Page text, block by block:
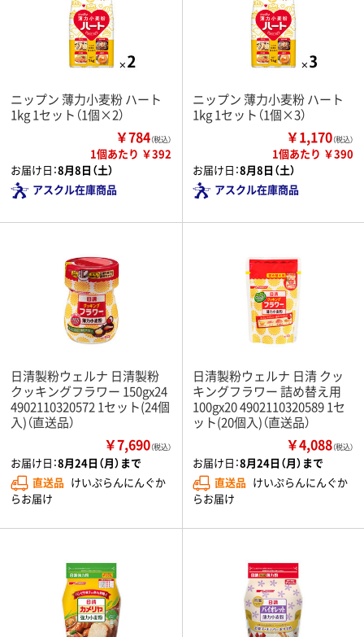
ニップン 薄力小麦粉 ハート
1kg 1セット（1個×2）
￥784（税込）
1個あたり ￥392
お届け日：8月8日（土）
アスクル在庫商品
ニップン 薄力小麦粉 ハート
1kg 1セット（1個×3）
￥1,170（税込）
1個あたり ￥390
お届け日：8月8日（土）
アスクル在庫商品
日清製粉ウェルナ 日清製粉
クッキングフラワー 150gx24
4902110320572 1セット(24個
入)（直送品）
￥7,690（税込）
お届け日：8月24日（月）まで
直送品 けいぷらんにんぐか
らお届け
日清製粉ウェルナ 日清 クッ
キングフラワー 詰め替え用
100gx20 4902110320589 1セ
ット(20個入)（直送品）
￥4,088（税込）
お届け日：8月24日（月）まで
直送品 けいぷらんにんぐか
らお届け